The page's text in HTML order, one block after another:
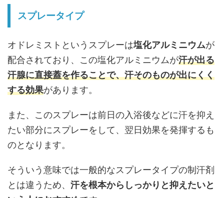
スプレータイプ
オドレミストというスプレーは塩化アルミニウムが
配合されており、この塩化アルミニウムが汗が出る
汗腺に直接蓋を作ることで、汗そのものが出にくく
する効果があります。
また、このスプレーは前日の入浴後などに汗を抑え
たい部分にスプレーをして、翌日効果を発揮するも
のとなります。
そういう意味では一般的なスプレータイプの制汗剤
とは違うため、 汗を根本からしっかりと抑えたいと